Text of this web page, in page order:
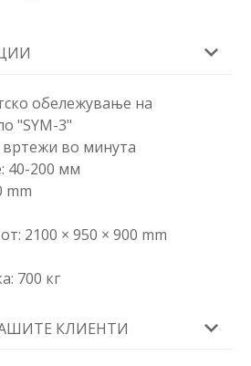
обележување на
"SYM-3"
во минута
40-200 мм
mm
2100 × 950 × 900 mm
700 кг
КЛИЕНТИ